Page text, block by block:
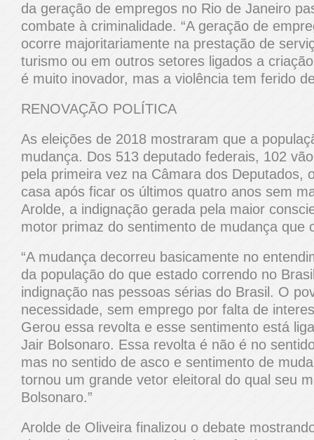
da geração de empregos no Rio de Janeiro
combate à criminalidade. “A geração de
ocorre majoritariamente na prestação de
turismo ou em outros setores ligados a
é muito inovador, mas a violência tem ferido
RENOVAÇÃO POLÍTICA
As eleições de 2018 mostraram que a
mudança. Dos 513 deputado federais, 102
pela primeira vez na Câmara dos Deputados,
casa após ficar os últimos quatro anos sem
Arolde, a indignação gerada pela maior
motor primaz do sentimento de mudança que
“A mudança decorreu basicamente no
da população do que estado correndo no
indignação nas pessoas sérias do Brasil. O
necessidade, sem emprego por falta de
Gerou essa revolta e esse sentimento está
Jair Bolsonaro. Essa revolta é não é no
mas no sentido de asco e sentimento de
tornou um grande vetor eleitoral do qual seu
Bolsonaro.”
Arolde de Oliveira finalizou o debate